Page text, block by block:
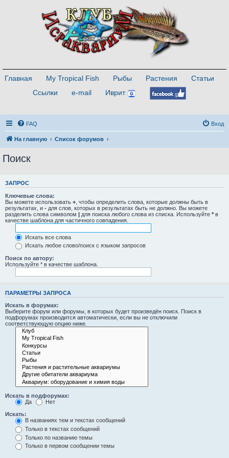
Главная My Tropical Fish Рыбы Растения
Статьи
Ссылки
e-mail Иврит
FAQ Вход
На главную Список форумов
Поиск
ЗАПРОС
Ключевые слова:
Вы можете использовать + , чтобы определить слова, которые должны быть в
результатах, и - для слов, которых в результатах быть не должно. Вы можете
разделить слова символом | для поиска любого слова из списка. Используйте * в
качестве шаблона для частичного совпадения.
Искать все слова
Искать любое слово/поиск с языком запросов
Поиск по автору:
Используйте * в качестве шаблона.
ПАРАМЕТРЫ ЗАПРОСА
Искать в форумах:
Выберите форум или форумы, в которых будет произведён поиск. Поиск в
подфорумах производится автоматически, если вы не отключили
соответствующую опцию ниже.
Искать в подфорумах:
Да
Нет
Искать:
В названиях тем и текстах сообщений
Только в текстах сообщений
Только по названию темы
Только в первом сообщении темы